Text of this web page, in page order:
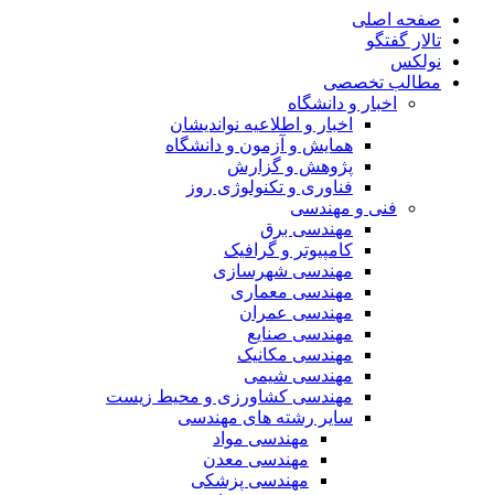
صفحه اصلی
تالار گفتگو
نولکس
مطالب تخصصی
اخبار و دانشگاه
اخبار و اطلاعیه نواندیشان
همایش و آزمون و دانشگاه
پژوهش و گزارش
فناوری و تکنولوژی روز
فنی و مهندسی
مهندسی برق
کامپیوتر و گرافیک
مهندسی شهرسازی
مهندسی معماری
مهندسی عمران
مهندسی صنایع
مهندسی مکانیک
مهندسی شیمی
مهندسی کشاورزی و محیط زیست
سایر رشته های مهندسی
مهندسی مواد
مهندسی معدن
مهندسی پزشکی